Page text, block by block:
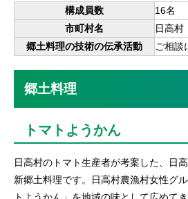
構成員数
16名
市町村名
日高村
郷土料理の技術の伝承活動
ご相談
郷土料理
トマトようかん
日高村のトマト生産者が考案した、日
新郷土料理です。日高村農漁村女性グ